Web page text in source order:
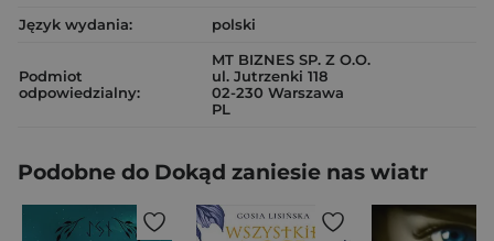
Język wydania:
polski
Podmiot
odpowiedzialny:
MT BIZNES SP. Z O.O.
ul. Jutrzenki 118
02-230 Warszawa
PL
Podobne do Dokąd zaniesie nas wiatr